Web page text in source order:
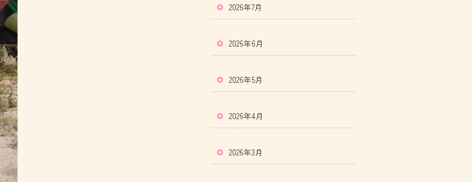
2026年7月
2026年6月
2026年5月
2026年4月
2026年3月